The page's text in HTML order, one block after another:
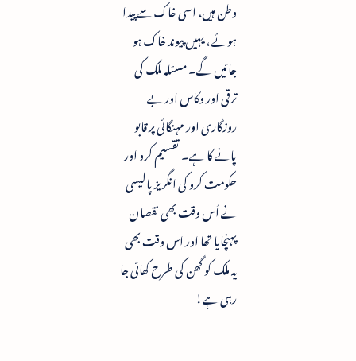
وطن ہیں، اسی خاک سے پیدا
ہوئے ، یہیں پیوند خاک ہو
جائیں گے۔ مسئلہ ملک کی
ترقی اور وکاس اور بے
روزگاری اور مہنگائی پر قابو
پانے کا ہے۔ تقسیم کرو اور
حکومت کرو کی انگریز پالیسی
نے اُس وقت بھی نقصان
پہنچایا تھا اور اس وقت بھی
یہ ملک کو گھن کی طرح کھائی جا
رہی ہے!